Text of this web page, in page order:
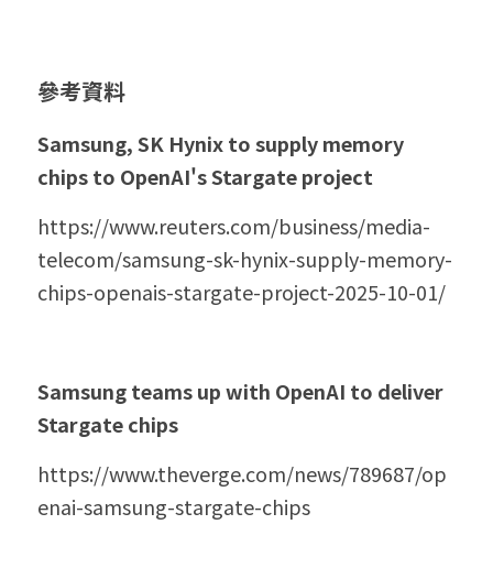
參考資料
Samsung, SK Hynix to supply memory
chips to OpenAI's Stargate project
https://www.reuters.com/business/media-
telecom/samsung-sk-hynix-supply-memory-
chips-openais-stargate-project-2025-10-01/
Samsung teams up with OpenAI to deliver
Stargate chips
https://www.theverge.com/news/789687/op
enai-samsung-stargate-chips